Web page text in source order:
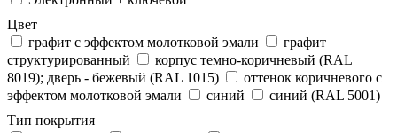
Цвет
графит с эффектом молотковой эмали
графит
структурированный
корпус темно-коричневый (RAL
8019); дверь - бежевый (RAL 1015)
оттенок коричневого с
эффектом молотковой эмали
синий
синий (RAL 5001)
Тип покрытия